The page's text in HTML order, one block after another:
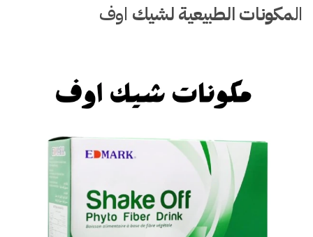
المكونات الطبيعية لشيك اوف